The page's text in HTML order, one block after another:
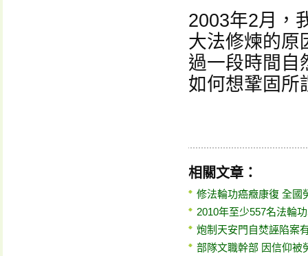
2003年2月，
大法修煉的原
過一段時間自
如何想鞏固所
相關文章：
修法輪功癌癥康復 全國
2010年至少557名法輪
炮制天安門自焚誣陷案
部隊文職幹部 因信仰被